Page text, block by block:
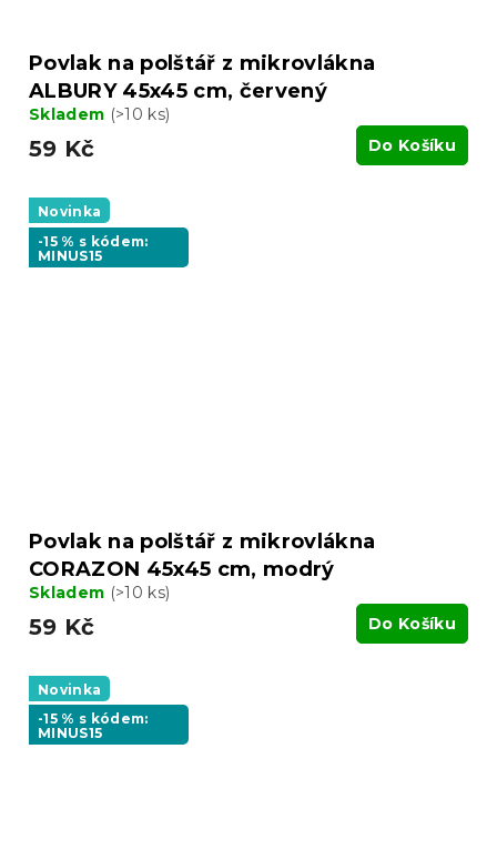
Povlak na polštář z mikrovlákna
ALBURY 45x45 cm, červený
Skladem (>10 ks)
59 Kč Do Košíku
Novinka
-15 % s kódem:
MINUS15
Povlak na polštář z mikrovlákna
CORAZON 45x45 cm, modrý
Skladem (>10 ks)
59 Kč Do Košíku
Novinka
-15 % s kódem:
MINUS15